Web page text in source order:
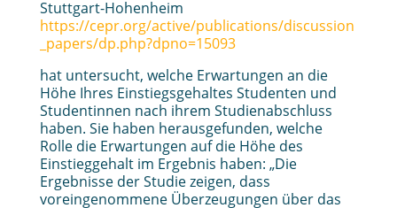
Stuttgart-Hohenheim
https://cepr.org/active/publications/discussion
_papers/dp.php?dpno=15093
hat untersucht, welche Erwartungen an die
Höhe Ihres Einstiegsgehaltes Studenten und
Studentinnen nach ihrem Studienabschluss
haben. Sie haben herausgefunden, welche
Rolle die Erwartungen auf die Höhe des
Einstieggehalt im Ergebnis haben: „Die
Ergebnisse der Studie zeigen, dass
voreingenommene Überzeugungen über das